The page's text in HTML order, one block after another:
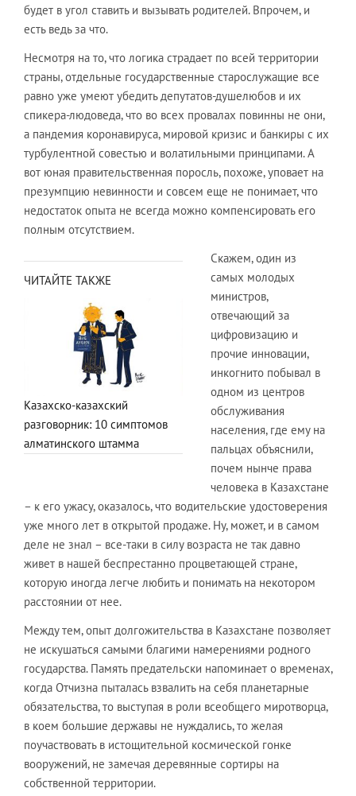
будет в угол ставить и вызывать родителей. Впрочем, и
есть ведь за что.
Несмотря на то, что логика страдает по всей территории
страны, отдельные государственные старослужащие все
равно уже умеют убедить депутатов-душелюбов и их
спикера-людоведа, что во всех провалах повинны не они,
а пандемия коронавируса, мировой кризис и банкиры с их
турбулентной совестью и волатильными принципами. А
вот юная правительственная поросль, похоже, уповает на
презумпцию невинности и совсем еще не понимает, что
недостаток опыта не всегда можно компенсировать его
полным отсутствием.
ЧИТАЙТЕ ТАКЖЕ
Казахско-казахский
разговорник: 10 симптомов
алматинского штамма
Скажем, один из
самых молодых
министров,
отвечающий за
цифровизацию и
прочие инновации,
инкогнито побывал в
одном из центров
обслуживания
населения, где ему на
пальцах объяснили,
почем нынче права
человека в Казахстане
– к его ужасу, оказалось, что водительские удостоверения
уже много лет в открытой продаже. Ну, может, и в самом
деле не знал – все-таки в силу возраста не так давно
живет в нашей беспрестанно процветающей стране,
которую иногда легче любить и понимать на некотором
расстоянии от нее.
Между тем, опыт долгожительства в Казахстане позволяет
не искушаться самыми благими намерениями родного
государства. Память предательски напоминает о временах,
когда Отчизна пыталась взвалить на себя планетарные
обязательства, то выступая в роли всеобщего миротворца,
в коем большие державы не нуждались, то желая
поучаствовать в истощительной космической гонке
вооружений, не замечая деревянные сортиры на
собственной территории.